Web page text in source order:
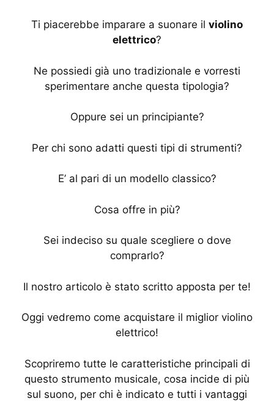
Ti piacerebbe imparare a suonare il violino
elettrico?
Ne possiedi già uno tradizionale e vorresti
sperimentare anche questa tipologia?
Oppure sei un principiante?
Per chi sono adatti questi tipi di strumenti?
E’ al pari di un modello classico?
Cosa offre in più?
Sei indeciso su quale scegliere o dove
comprarlo?
Il nostro articolo è stato scritto apposta per te!
Oggi vedremo come acquistare il miglior violino
elettrico!
Scopriremo tutte le caratteristiche principali di
questo strumento musicale, cosa incide di più
sul suono, per chi è indicato e tutti i vantaggi